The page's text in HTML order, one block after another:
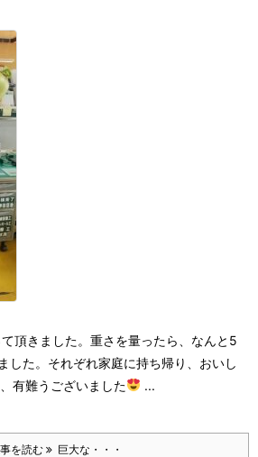
頂きました。 重さを量ったら、なんと5
した。 それぞれ家庭に持ち帰り、おいし
有難うございました ...
を読む 巨大な・・・